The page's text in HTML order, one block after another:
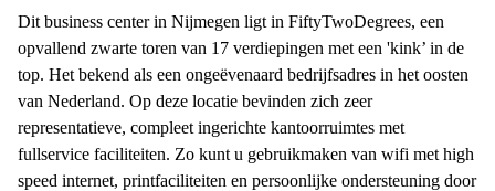
Dit business center in Nijmegen ligt in FiftyTwoDegrees, een
opvallend zwarte toren van 17 verdiepingen met een 'kink’ in de
top. Het bekend als een ongeëvenaard bedrijfsadres in het oosten
van Nederland. Op deze locatie bevinden zich zeer
representatieve, compleet ingerichte kantoorruimtes met
fullservice faciliteiten. Zo kunt u gebruikmaken van wifi met high
speed internet, printfaciliteiten en persoonlijke ondersteuning door